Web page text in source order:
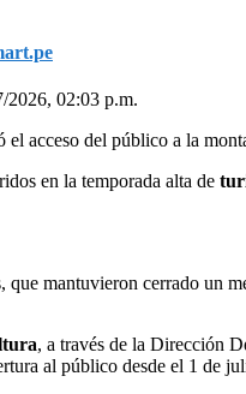
2026, 02:03 p.m.
el acceso del público a la
en la temporada alta de
que mantuvieron cerrado un
, a través de la Dirección
al público desde el 1 de